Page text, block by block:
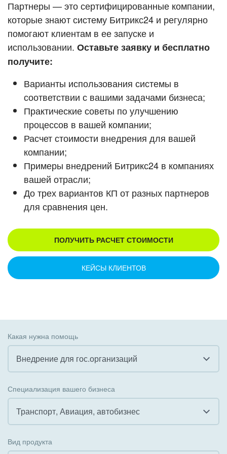
ВХОД
ВХОД
Смотреть видеокейсы
Партнеры — это сертифицированные компании,
которые знают систему Битрикс24 и регулярно
помогают клиентам в ее запуске и
использовании. Оставьте заявку и бесплатно
получите:
Варианты использования системы в
соответствии с вашими задачами бизнеса;
Практические советы по улучшению
процессов в вашей компании;
Расчет стоимости внедрения для вашей
компании;
Примеры внедрений Битрикс24 в компаниях
вашей отрасли;
До трех вариантов КП от разных партнеров
для сравнения цен.
ПОЛУЧИТЬ РАСЧЕТ СТОИМОСТИ
КЕЙСЫ КЛИЕНТОВ
Какая нужна помощь
Внедрение для гос.организаций
Внедрение КЭДО
Интеграция с 1С
Специализация вашего бизнеса
Транспорт, Авиация, автобизнес
Вид продукта